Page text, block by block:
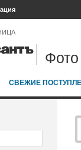
Фото
СВЕЖИЕ